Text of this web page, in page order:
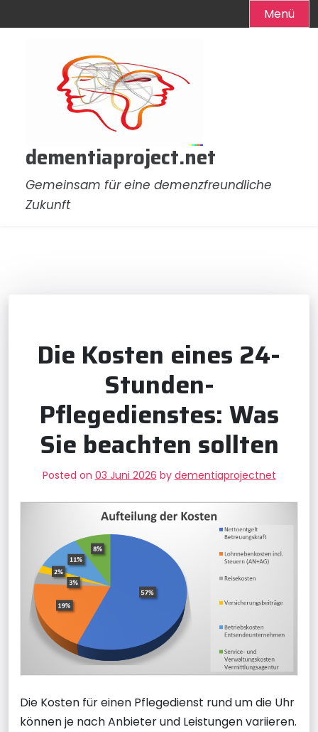
Menü
dementiaproject.net
Gemeinsam für eine demenzfreundliche
Zukunft
Die Kosten eines 24-
Stunden-
Pflegedienstes: Was
Sie beachten sollten
Posted on 03 Juni 2026 by dementiaprojectnet
Die Kosten für einen Pflegedienst rund um die Uhr
können je nach Anbieter und Leistungen variieren.